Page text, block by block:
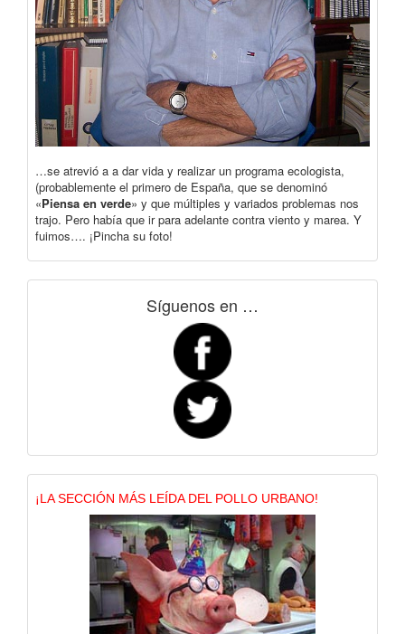
…se atrevió a a dar vida y realizar un programa ecologista,
(probablemente el primero de España, que se denominó
«Piensa en verde» y que múltiples y variados problemas nos
trajo. Pero había que ir para adelante contra viento y marea. Y
fuimos…. ¡Pincha su foto!
Síguenos en …
¡LA SECCIÓN MÁS LEÍDA DEL POLLO URBANO!